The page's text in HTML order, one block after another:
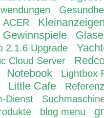
ACER
Gewinnspiele
2.1.6 Upgrade
Cloud Server
Notebook
Lightbox
Little Cafe
Dienst
blog menu